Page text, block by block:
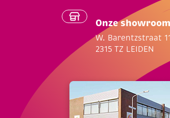
Onze showroom
W. Barentzstraat
2315 TZ LEIDEN